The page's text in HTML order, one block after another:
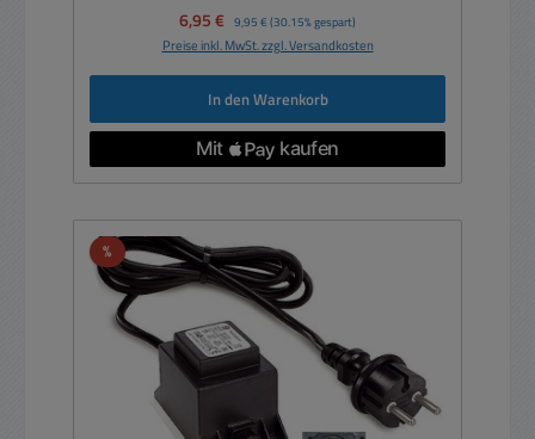
Verkaufspreis:
6,95 € Regulärer Preis:
9,95 € (30.15% gespart)
Preise inkl. MwSt. zzgl. Versandkosten
In den Warenkorb
%Rabatt